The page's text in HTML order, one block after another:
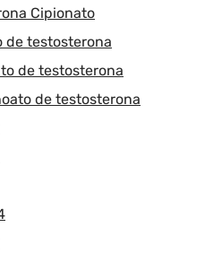
Cipionato
de testosterona
de testosterona
de testosterona